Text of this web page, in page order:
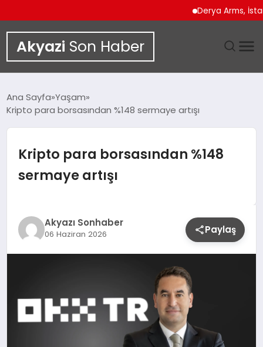
Derya Arms,
Akyazi Son Haber
SIYASET
DÜNYA
EKONOMI
TEKNOLOJI
Ana Sayfa Yaşam
Kripto para borsasından %148 sermaye artışı
Kripto para borsasından %148
sermaye artışı
Akyazı Sonhaber
06 Haziran 2026 Paylaş